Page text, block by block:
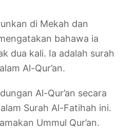
di Mekah dan
bahawa ia
dua kali. Ia adalah surah
Al-Qur’an.
Al-Qur’an secara
Surah Al-Fatihah ini.
Ummul Qur’an.